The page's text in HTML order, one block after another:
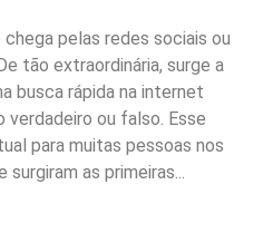
pelas redes sociais ou
tão extraordinária, surge a
busca rápida na internet
ou falso. Esse
para muitas pessoas nos
as primeiras...